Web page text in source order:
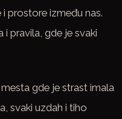
prostore između nas.
pravila, gde je svaki
gde je strast imala
svaki uzdah i tiho